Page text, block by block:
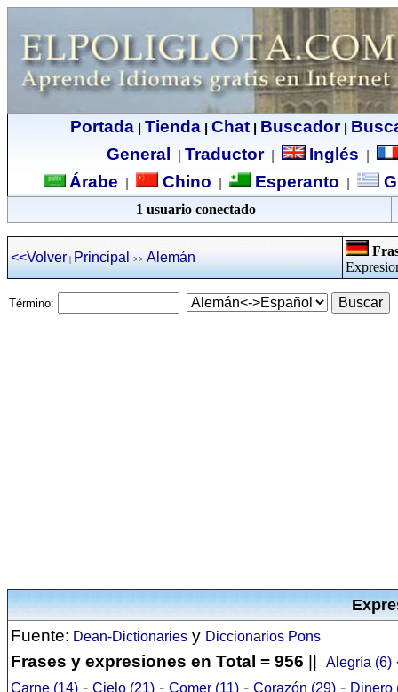
Portada| Tienda| Chat| Buscador|
General
Traductor| Inglés
Árabe Chino Esperanto
1 usuario conectado
<<Volver | Principal >> Alemán
Término:
Fuente: Dean-Dictionaries y Diccionarios Pons
Frases y expresiones en Total = 956 Alegría (6)
Carne (14) - Cielo (21) - Comer (11) - Corazón (29) - Dinero